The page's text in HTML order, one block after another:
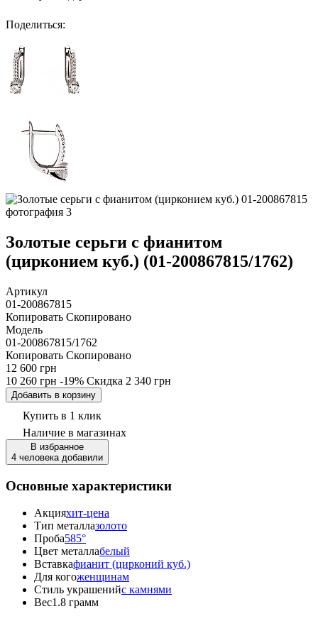
Поделиться:
Золотые серьги с фианитом
(цирконием куб.) (01-200867815/1762)
Артикул
01-200867815
Копировать Скопировано
Модель
01-200867815/1762
Копировать Скопировано
12 600 грн
10 260 грн -19% Скидка 2 340 грн
Добавить в корзину
Купить в 1 клик
Наличие в магазинах
В избранное
4 человека добавили
Основные характеристики
Акцияхит-цена
Тип металлазолото
Проба585°
Цвет металлабелый
Вставкафианит (цирконий куб.)
Для когоженщинам
Стиль украшенийс камнями
Вес1.8 грамм